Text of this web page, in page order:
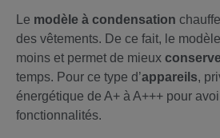
Le modèle à condensation
des vêtements. De ce fait, le
moins et permet de mieux
temps. Pour ce type d’appareils,
énergétique de A+ à A+++ pour
fonctionnalités.